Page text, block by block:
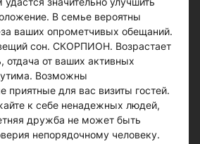
В семье вероятны
ваших опрометчивых обещаний.
сон. СКОРПИОН. Возрастает
отдача от ваших активных
Возможны
приятные для вас визиты гостей.
к себе ненадежных людей,
дружба не может быть
непорядочному человеку.